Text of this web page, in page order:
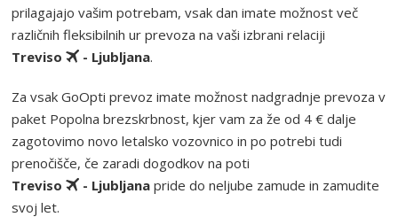
prilagajajo vašim potrebam, vsak dan imate možnost več
različnih fleksibilnih ur prevoza na vaši izbrani relaciji
Treviso
- Ljubljana.
Za vsak GoOpti prevoz imate možnost nadgradnje prevoza v
paket Popolna brezskrbnost, kjer vam za že od 4 € dalje
zagotovimo novo letalsko vozovnico in po potrebi tudi
prenočišče, če zaradi dogodkov na poti
Treviso
- Ljubljana pride do neljube zamude in zamudite
svoj let.